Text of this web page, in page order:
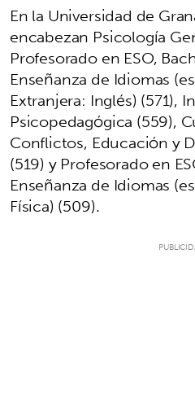
En la Universidad de
encabezan Psicología
Profesorado en ESO,
Enseñanza de Idiomas
Extranjera: Inglés) (571),
Psicopedagógica (559),
Conflictos, Educación y
(519) y Profesorado en
Enseñanza de Idiomas
Física) (509).